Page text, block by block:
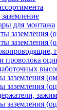
для монтажа
заземления
заземления
проволока
заземления
заземления
заземления